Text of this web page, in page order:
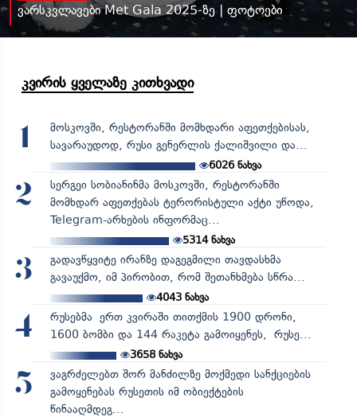
ვარსკვლავები Met Gala 2025-ზე | ფოტოები
კვირის ყველაზე კითხვადი
1
მოსკოვში, რესტორანში მომხდარი აფეთქებისას,
სავარაუდოდ, რუსი გენერლის ქალიშვილი და...
6026ნახვა
2
სერგეი სობიანინმა მოსკოვში, რესტორანში
მომხდარ აფეთქებას ტერორისტული აქტი უწოდა,
Telegram-არხების ინფორმაც...
5314ნახვა
3
გადავწყვიტე ირანზე დაგეგმილი თავდასხმა
გავაუქმო, იმ პირობით, რომ შეთანხმება სწრა...
4043ნახვა
4
რუსებმა ერთ კვირაში თითქმის 1900 დრონი,
1600 ბომბი და 144 რაკეტა გამოიყენეს, რუსე...
3658ნახვა
5
ვაგრძელებთ შორ მანძილზე მოქმედი სანქციების
გამოყენებას რუსეთის იმ ობიექტების
წინააღმდეგ...